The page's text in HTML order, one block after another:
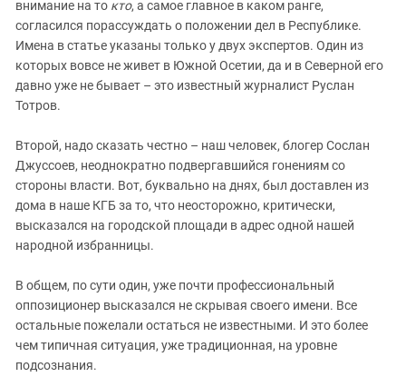
Южный Кавказ
ЮФО
внимание на то кто, а самое главное в каком ранге,
согласился порассуждать о положении дел в Республике.
Имена в статье указаны только у двух экспертов. Один из
которых вовсе не живет в Южной Осетии, да и в Северной его
давно уже не бывает – это известный журналист Руслан
Тотров.
Второй, надо сказать честно – наш человек, блогер Сослан
Джуссоев, неоднократно подвергавшийся гонениям со
стороны власти. Вот, буквально на днях, был доставлен из
дома в наше КГБ за то, что неосторожно, критически,
высказался на городской площади в адрес одной нашей
народной избранницы.
В общем, по сути один, уже почти профессиональный
оппозиционер высказался не скрывая своего имени. Все
остальные пожелали остаться не известными. И это более
чем типичная ситуация, уже традиционная, на уровне
подсознания.